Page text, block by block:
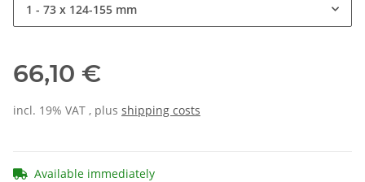
1 - 73 x 124-155 mm
66,10 €
incl. 19% VAT , plus shipping costs
Available immediately